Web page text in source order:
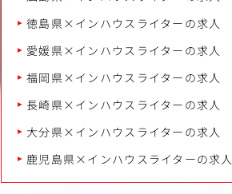
徳島県×インハウスライターの求人
愛媛県×インハウスライターの求人
福岡県×インハウスライターの求人
長崎県×インハウスライターの求人
大分県×インハウスライターの求人
鹿児島県×インハウスライターの求人